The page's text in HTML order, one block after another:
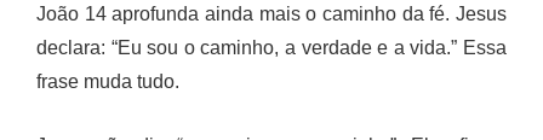
João 14 aprofunda ainda mais o caminho da fé. Jesus
declara: “Eu sou o caminho, a verdade e a vida.” Essa
frase muda tudo.